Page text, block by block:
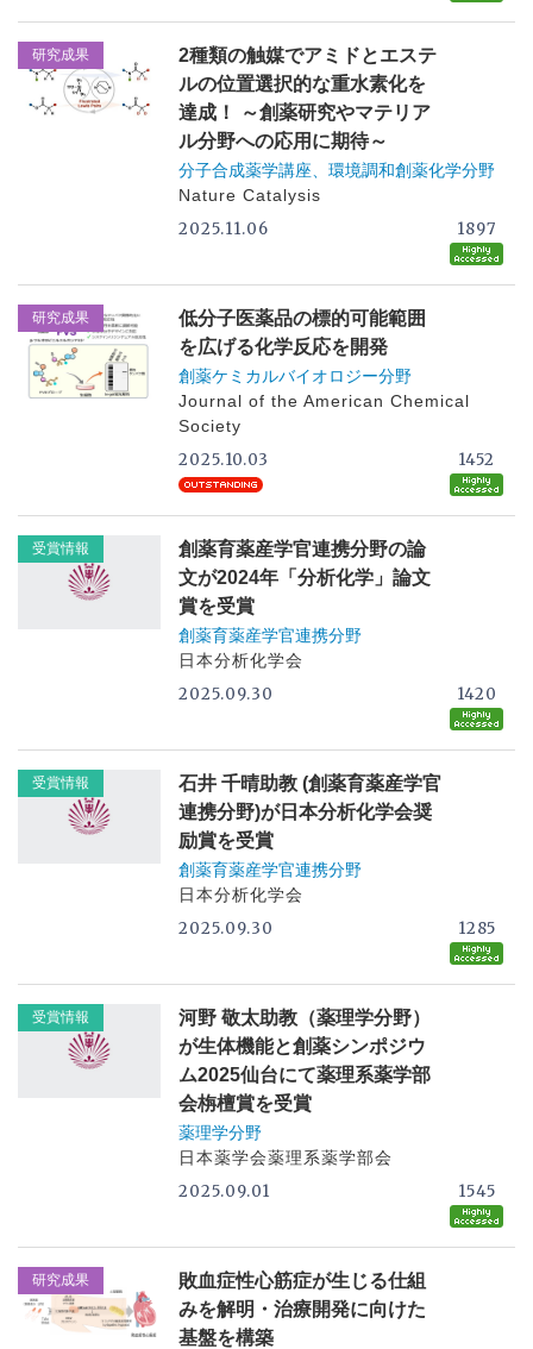
研究成果
2種類の触媒でアミドとエステ
ルの位置選択的な重水素化を
達成！ ～創薬研究やマテリア
ル分野への応用に期待～
分子合成薬学講座、環境調和創薬化学分野
Nature Catalysis
2025.11.06 1897
研究成果
低分子医薬品の標的可能範囲
を広げる化学反応を開発
創薬ケミカルバイオロジー分野
Journal of the American Chemical
Society
2025.10.03 1452
受賞情報
創薬育薬産学官連携分野の論
文が2024年「分析化学」論文
賞を受賞
創薬育薬産学官連携分野
日本分析化学会
2025.09.30 1420
受賞情報
石井 千晴助教 (創薬育薬産学官
連携分野)が日本分析化学会奨
励賞を受賞
創薬育薬産学官連携分野
日本分析化学会
2025.09.30 1285
受賞情報
河野 敬太助教（薬理学分野）
が生体機能と創薬シンポジウ
ム2025仙台にて薬理系薬学部
会栴檀賞を受賞
薬理学分野
日本薬学会薬理系薬学部会
2025.09.01 1545
研究成果
敗血症性心筋症が生じる仕組
みを解明・治療開発に向けた
基盤を構築